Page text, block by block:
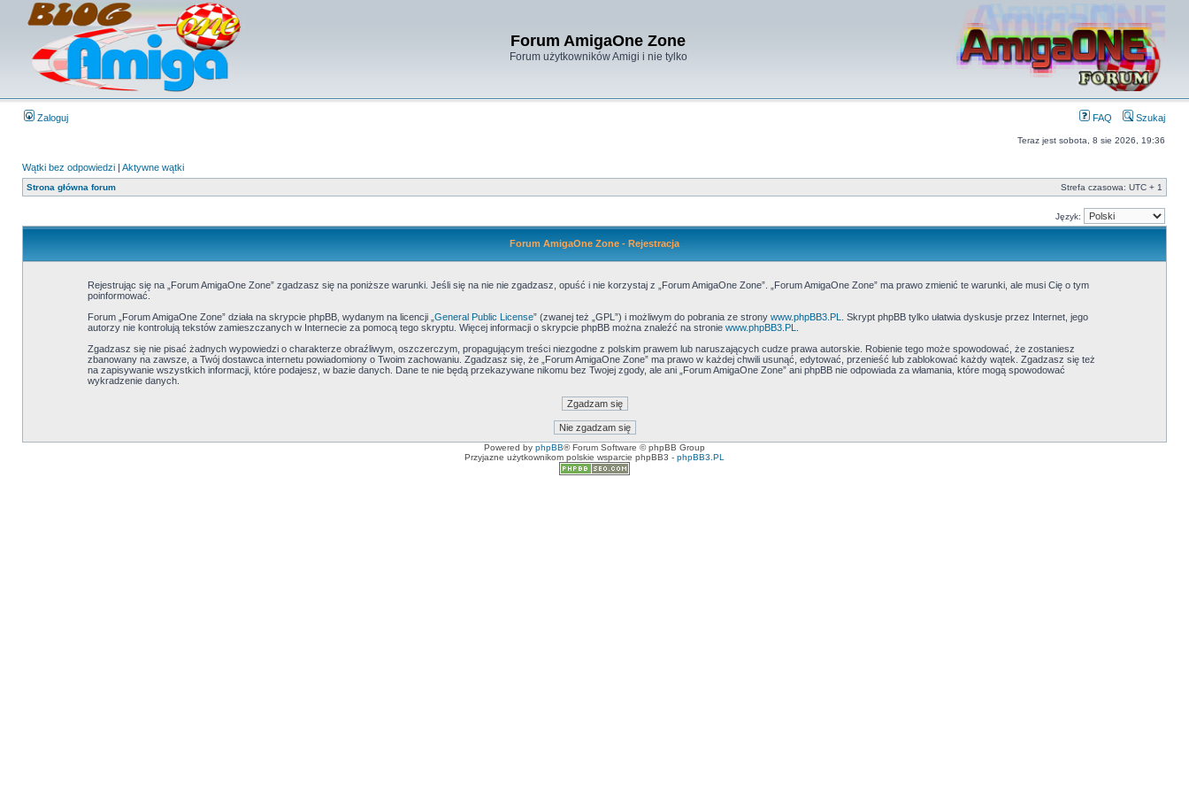
Forum AmigaOne Zone
Forum użytkowników Amigi i nie tylko
Zaloguj FAQ Szukaj
Teraz jest sobota, 8 sie 2026, 19:36
Wątki bez odpowiedzi | Aktywne wątki
Strona główna forum Strefa czasowa: UTC + 1
Język:
Forum AmigaOne Zone - Rejestracja
Rejestrując się na „Forum AmigaOne Zone” zgadzasz się na poniższe warunki. Jeśli się na nie nie zgadzasz, opuść i nie korzystaj z „Forum AmigaOne Zone”. „Forum AmigaOne Zone” ma prawo zmienić te warunki, ale musi Cię o tym
poinformować.
Forum „Forum AmigaOne Zone” działa na skrypcie phpBB, wydanym na licencji „ General Public License” (zwanej też „GPL”) i możliwym do pobrania ze strony www.phpBB3.PL
. Skrypt phpBB tylko ułatwia dyskusje przez Internet, jego
autorzy nie kontrolują tekstów zamieszczanych w Internecie za pomocą tego skryptu. Więcej informacji o skrypcie phpBB można znaleźć na stronie www.phpBB3.PL
Zgadzasz się nie pisać żadnych wypowiedzi o charakterze obraźliwym, oszczerczym, propagującym treści niezgodne z polskim prawem lub naruszających cudze prawa autorskie. Robienie tego może spowodować, że zostaniesz
zbanowany na zawsze, a Twój dostawca internetu powiadomiony o Twoim zachowaniu. Zgadzasz się, że „Forum AmigaOne Zone” ma prawo w każdej chwili usunąć, edytować, przenieść lub zablokować każdy wątek. Zgadzasz się też
na zapisywanie wszystkich informacji, które podajesz, w bazie danych. Dane te nie będą przekazywane nikomu bez Twojej zgody, ale ani „Forum AmigaOne Zone” ani phpBB nie odpowiada za włamania, które mogą spowodować
wykradzenie danych.
Powered by phpBB® Forum Software © phpBB Group
Przyjazne użytkownikom polskie wsparcie phpBB3 - phpBB3.PL